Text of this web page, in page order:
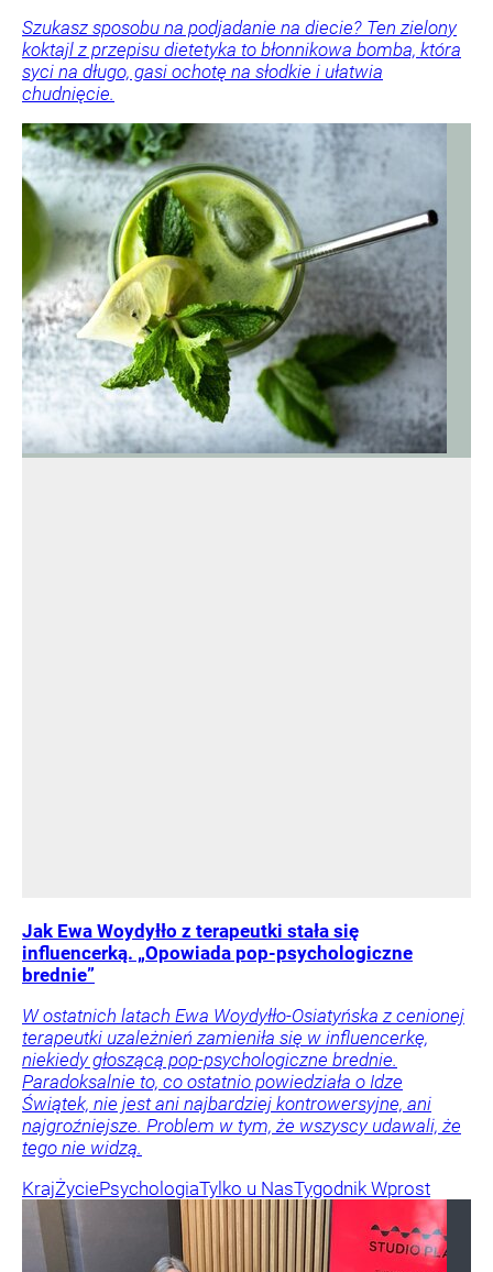
Szukasz sposobu na podjadanie na diecie? Ten zielony
koktajl z przepisu dietetyka to błonnikowa bomba, która
syci na długo, gasi ochotę na słodkie i ułatwia
chudnięcie.
Jak Ewa Woydyłło z terapeutki stała się
influencerką. „Opowiada pop-psychologiczne
brednie”
W ostatnich latach Ewa Woydyłło-Osiatyńska z cenionej
terapeutki uzależnień zamieniła się w influencerkę,
niekiedy głoszącą pop-psychologiczne brednie.
Paradoksalnie to, co ostatnio powiedziała o Idze
Świątek, nie jest ani najbardziej kontrowersyjne, ani
najgroźniejsze. Problem w tym, że wszyscy udawali, że
tego nie widzą.
KrajŻyciePsychologiaTylko u NasTygodnik Wprost